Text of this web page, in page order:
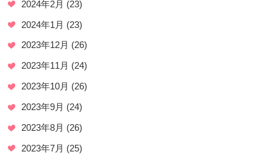
2024年2月 (23)
2024年1月 (23)
2023年12月 (26)
2023年11月 (24)
2023年10月 (26)
2023年9月 (24)
2023年8月 (26)
2023年7月 (25)